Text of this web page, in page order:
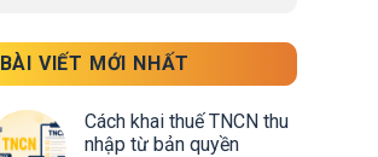
BÀI VIẾT MỚI NHẤT
Cách khai thuế TNCN thu
nhập từ bản quyền